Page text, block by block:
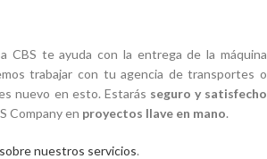
CBS te ayuda con la entrega de la máquina
trabajar con tu agencia de transportes o
nuevo en esto. Estarás seguro y satisfecho
Company en proyectos llave en mano.
sobre nuestros servicios.